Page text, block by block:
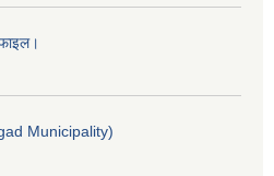
Municipality)